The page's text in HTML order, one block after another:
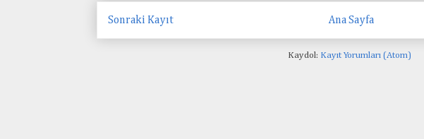
Sonraki Kayıt Ana Sayfa
Kaydol: Kayıt Yorumları (Atom)